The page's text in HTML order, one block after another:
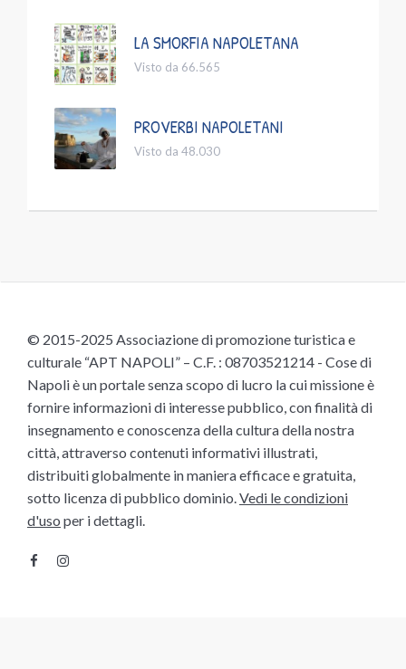
LA SMORFIA NAPOLETANA
Visto da 66.565
PROVERBI NAPOLETANI
Visto da 48.030
© 2015-2025 Associazione di promozione turistica e
culturale “APT NAPOLI” – C.F. : 08703521214 - Cose di
Napoli è un portale senza scopo di lucro la cui missione è
fornire informazioni di interesse pubblico, con finalità di
insegnamento e conoscenza della cultura della nostra
città, attraverso contenuti informativi illustrati,
distribuiti globalmente in maniera efficace e gratuita,
sotto licenza di pubblico dominio.Vedi le condizioni
d'uso per i dettagli.